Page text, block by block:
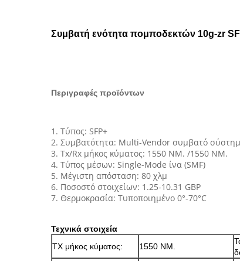
Συμβατή ενότητα πομποδεκτών 10g-zr
Περιγραφές προϊόντων
1. Τύπος: SFP+
2. Συμβατότητα: Multi-Vendor συμβατό
3. Tx/Rx μήκος κύματος: 1550 NM. /1550 NM.
4. Τύπος μέσων: Single-Mode ίνα (SMF)
5. Μέγιστη απόσταση: 80 χλμ
6. Ποσοστό στοιχείων: 1.25-10.31 GBP
7. Θερμοκρασία: Τυποποιημένο 0°-70°C
Τεχνικά στοιχεία
TX μήκος κύματος:
1550 NM.